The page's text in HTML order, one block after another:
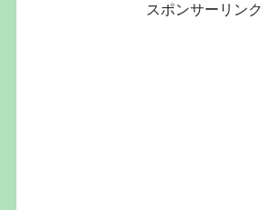
スポンサーリンク